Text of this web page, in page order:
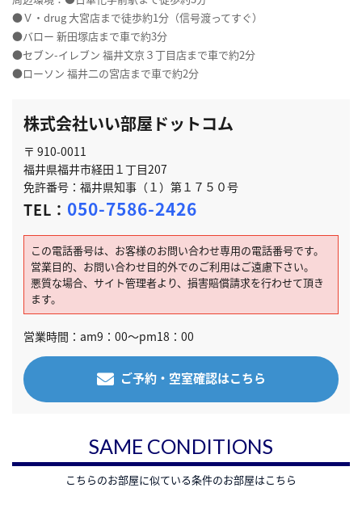
●Ｖ・drug 大宮店まで徒歩約1分（信号渡ってすぐ）
●バロー 新田塚店まで車で約3分
●セブン-イレブン 福井文京３丁目店まで車で約2分
●ローソン 福井二の宮店まで車で約2分
株式会社いい部屋ドットコム
〒 910-0011
福井県福井市経田１丁目207
免許番号：福井県知事（１）第１７５０号
TEL： 050-7586-2426
この電話番号は、お客様のお問い合わせ専用の電話番号です。
営業目的、お問い合わせ目的外でのご利用はご遠慮下さい。
悪質な場合、サイト管理者より、損害賠償請求を行わせて頂き
ます。
営業時間：am9：00～pm18：00
ご予約・空室確認はこちら
SAME CONDITIONS
こちらのお部屋に似ている条件のお部屋はこちら